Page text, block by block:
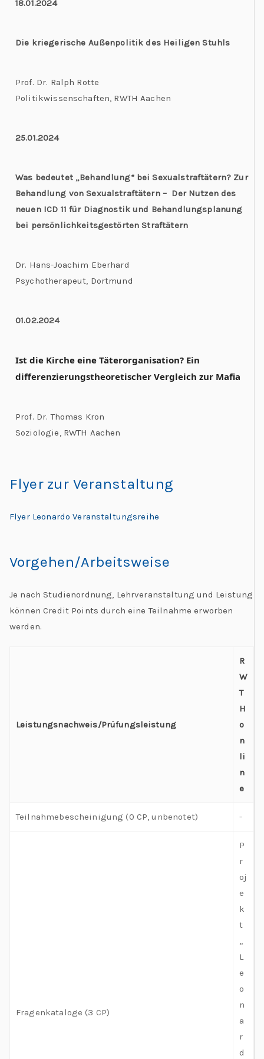
18.01.2024
Die kriegerische Außenpolitik des Heiligen Stuhls
Prof. Dr. Ralph Rotte
Politikwissenschaften, RWTH Aachen
25.01.2024
Was bedeutet „Behandlung“ bei Sexualstraftätern? Zur
Behandlung von Sexualstraftätern – Der Nutzen des
neuen ICD 11 für Diagnostik und Behandlungsplanung
bei persönlichkeitsgestörten Straftätern
Dr. Hans-Joachim Eberhard
Psychotherapeut, Dortmund
01.02.2024
Ist die Kirche eine Täterorganisation? Ein
differenzierungstheoretischer Vergleich zur Mafia
Prof. Dr. Thomas Kron
Soziologie, RWTH Aachen
Flyer zur Veranstaltung
Flyer Leonardo Veranstaltungsreihe
Vorgehen/Arbeitsweise
Je nach Studienordnung, Lehrveranstaltung und Leistung
können Credit Points durch eine Teilnahme erworben
werden.
Leistungsnachweis/Prüfungsleistung
R
W
T
H
o
n
li
n
e
Teilnahmebescheinigung (0 CP, unbenotet) -
Fragenkataloge (3 CP)
P
r
oj
e
k
t
„
L
e
o
n
a
r
d